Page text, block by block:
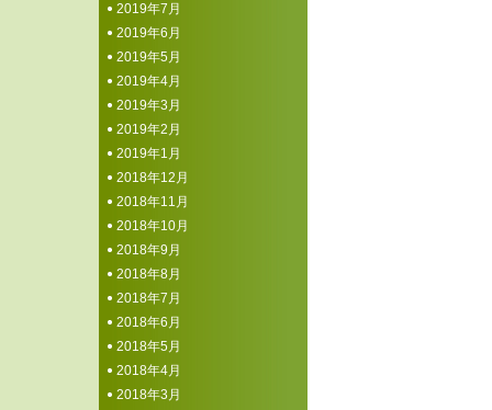
2019年7月
2019年6月
2019年5月
2019年4月
2019年3月
2019年2月
2019年1月
2018年12月
2018年11月
2018年10月
2018年9月
2018年8月
2018年7月
2018年6月
2018年5月
2018年4月
2018年3月